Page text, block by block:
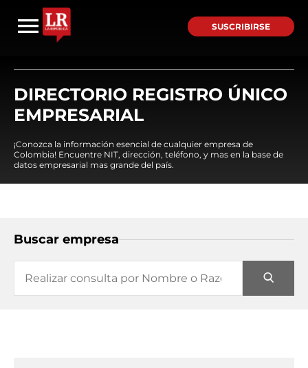
SUSCRIBIRSE
DIRECTORIO REGISTRO ÚNICO
EMPRESARIAL
¡Conozca la información esencial de cualquier empresa de
Colombia! Encuentre NIT, dirección, teléfono, y mas en la base de
datos empresarial mas grande del país.
Buscar empresa